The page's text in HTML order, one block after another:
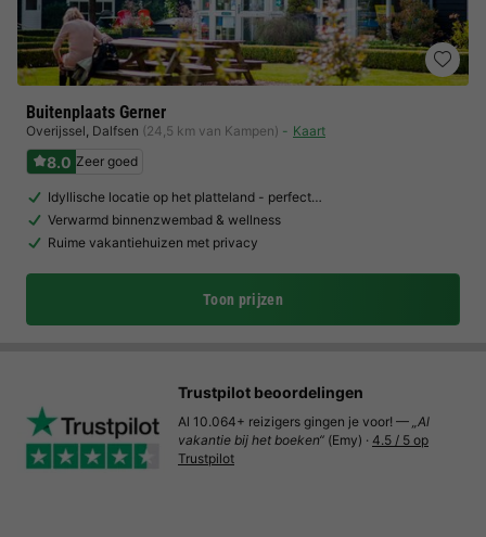
Buitenplaats Gerner
Overijssel, Dalfsen (24,5 km van Kampen) Kaart
8.0 Zeer goed
Idyllische locatie op het platteland - perfect…
Verwarmd binnenzwembad & wellness
Ruime vakantiehuizen met privacy
Toon prijzen
Trustpilot beoordelingen
Al 10.064+ reizigers gingen je voor! — „Al
vakantie bij het boeken“ (Emy) · 4.5 / 5 op
Trustpilot